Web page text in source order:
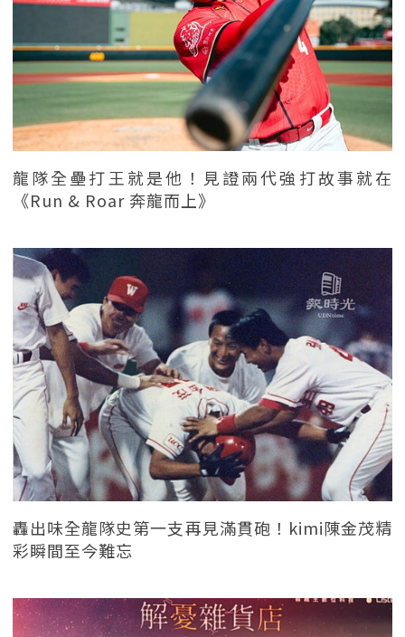
龍隊全壘打王就是他！見證兩代強打故事就在
《Run & Roar 奔龍而上》
轟出味全龍隊史第一支再見滿貫砲！kimi陳金茂精
彩瞬間至今難忘